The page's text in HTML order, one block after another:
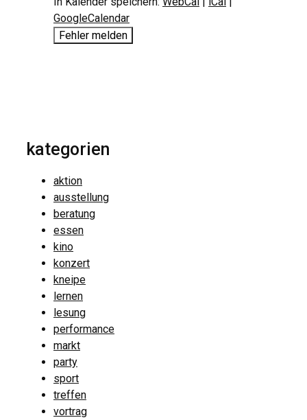
GoogleCalendar
Fehler melden
kategorien
aktion
ausstellung
beratung
essen
kino
konzert
kneipe
lernen
lesung
performance
markt
party
sport
treffen
vortrag